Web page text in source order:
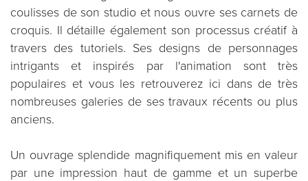
coulisses de son studio et nous ouvre ses carnets de
croquis. Il détaille également son processus créatif à
travers des tutoriels. Ses designs de personnages
intrigants et inspirés par l'animation sont très
populaires et vous les retrouverez ici dans de très
nombreuses galeries de ses travaux récents ou plus
anciens.
Un ouvrage splendide magnifiquement mis en valeur
par une impression haut de gamme et un superbe